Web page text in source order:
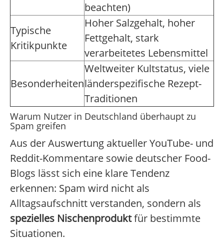
beachten)
Typische
Kritikpunkte
Hoher Salzgehalt, hoher
Fettgehalt, stark
verarbeitetes Lebensmittel
Besonderheiten
Weltweiter Kultstatus, viele
länderspezifische Rezept-
Traditionen
Warum Nutzer in Deutschland überhaupt zu
Spam greifen
Aus der Auswertung aktueller YouTube- und
Reddit-Kommentare sowie deutscher Food-
Blogs lässt sich eine klare Tendenz
erkennen: Spam wird nicht als
Alltagsaufschnitt verstanden, sondern als
spezielles Nischenproduktfür bestimmte
Situationen.